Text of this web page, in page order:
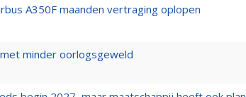
A350F maanden vertraging oplopen
minder oorlogsgeweld